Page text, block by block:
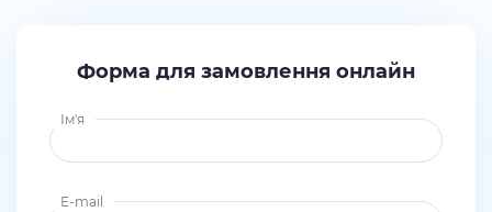
Форма для замовлення онлайн
Ім'я
E-mail